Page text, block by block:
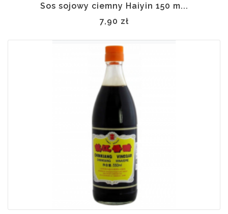
Sos sojowy ciemny Haiyin 150 m...
7,90 zł